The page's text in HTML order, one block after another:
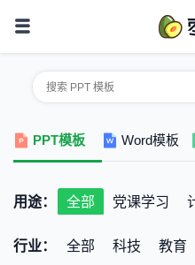
PPT模板 Word模板
用途： 全部 党课学习
品牌宣讲
教学培训
行业： 全部 科技 教育